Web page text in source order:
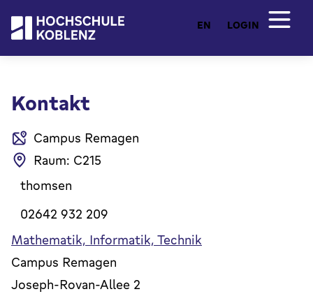
EN LOGIN
Kontakt
Campus Remagen
Raum: C215
thomsen
02642 932 209
Mathematik, Informatik, Technik
Campus Remagen
Joseph-Rovan-Allee 2